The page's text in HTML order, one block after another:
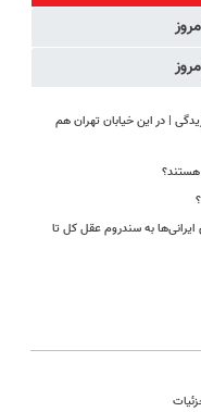
| در این خیابان تهران هم
هستند؟
به سندروم عقل کل تا